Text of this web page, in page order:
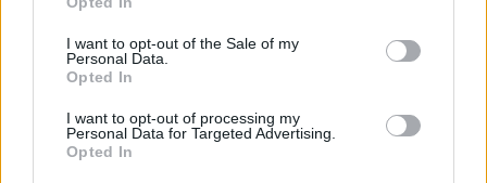
use your data for below specified purposes in below Google
consent section.
I want to opt-out of the Sale of my
Personal Data.
Opted In
I want to opt-out of processing my
Personal Data for Targeted Advertising.
Opted In
Amikor ilyen szövegeket olvasok, akkor mindig arra
gondolok, hogy ha egyetlen konkrét példát tudna
mondani a szerző erre, akkor már megnyugodnék,
és talán közelebb kerülnénk egymás megértéséhez.
Mikor tekintettek a liberálisok (bal?) szégyenletes
provincializmusként a témára? Fogalmam sincs,
hogy miről beszélsz.